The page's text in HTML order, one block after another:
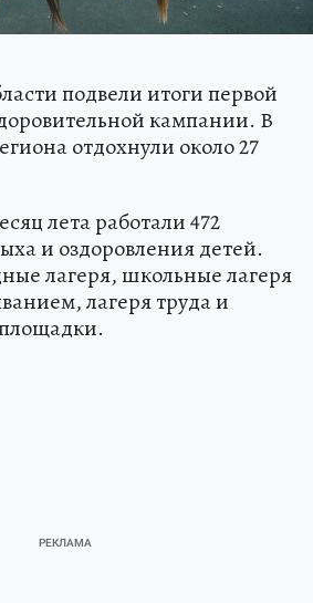
подвели итоги первой
кампании. В
отдохнули около 27
лета работали 472
и оздоровления детей.
лагеря, школьные лагеря
лагеря труда и